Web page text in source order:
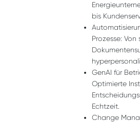
bis
Prozesse: Von
GenAI für
Optimierte
Echtzeit.
Change